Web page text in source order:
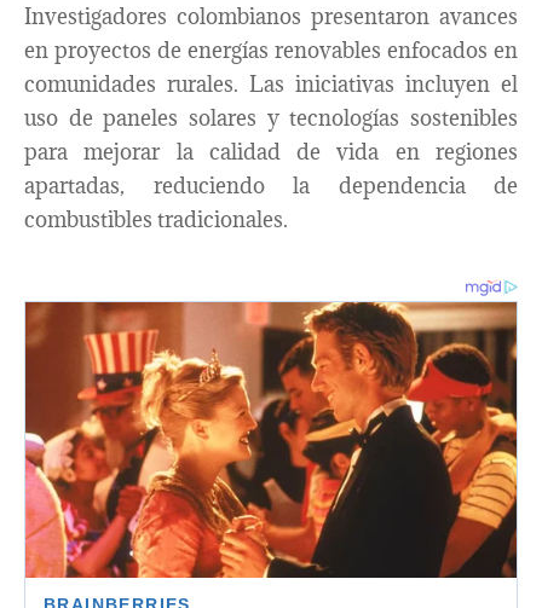
Investigadores colombianos presentaron avances
en proyectos de energías renovables enfocados en
comunidades rurales. Las iniciativas incluyen el
uso de paneles solares y tecnologías sostenibles
para mejorar la calidad de vida en regiones
apartadas, reduciendo la dependencia de
combustibles tradicionales.